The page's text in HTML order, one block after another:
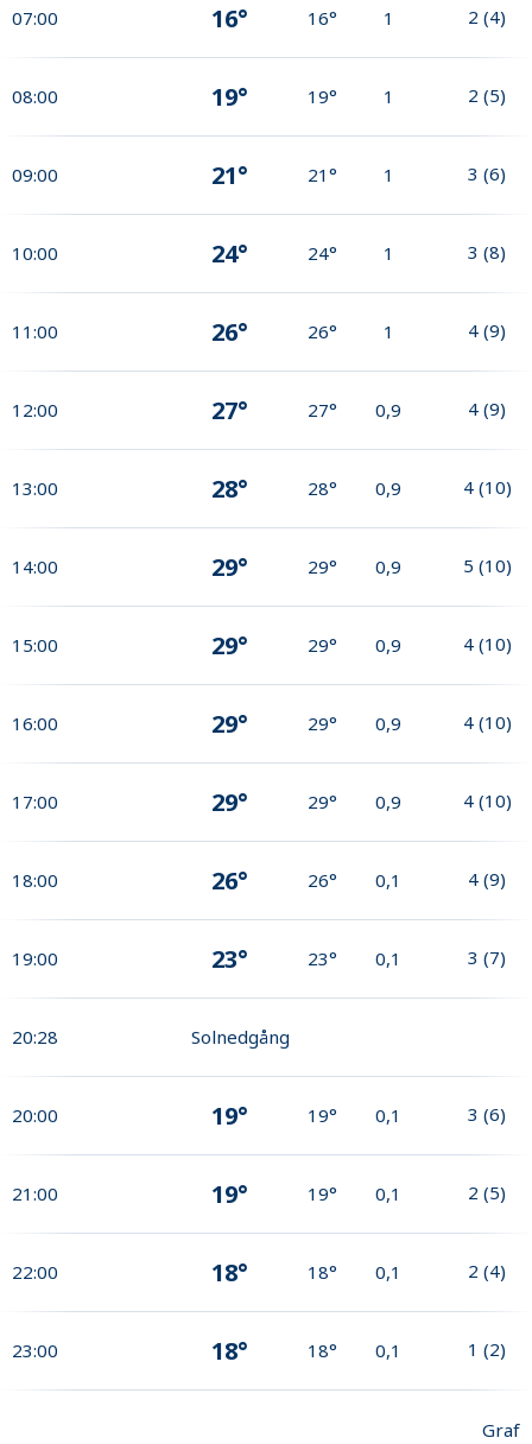
07:00 16° 16° 1 2 (4)
08:00 19° 19° 1 2 (5)
09:00 21° 21° 1 3 (6)
10:00 24° 24° 1 3 (8)
11:00 26° 26° 1 4 (9)
12:00 27° 27° 0,9 4 (9)
13:00 28° 28° 0,9 4 (10)
14:00 29° 29° 0,9 5 (10)
15:00 29° 29° 0,9 4 (10)
16:00 29° 29° 0,9 4 (10)
17:00 29° 29° 0,9 4 (10)
18:00 26° 26° 0,1 4 (9)
19:00 23° 23° 0,1 3 (7)
20:28 Solnedgång
20:00 19° 19° 0,1 3 (6)
21:00 19° 19° 0,1 2 (5)
22:00 18° 18° 0,1 2 (4)
23:00 18° 18° 0,1 1 (2)
Graf